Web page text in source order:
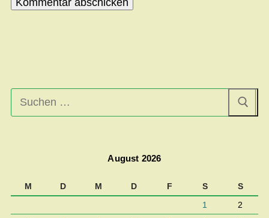
nach:
August 2026
M D M D F S S
1
2